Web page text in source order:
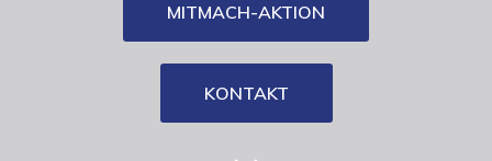
MITMACH-AKTION
KONTAKT